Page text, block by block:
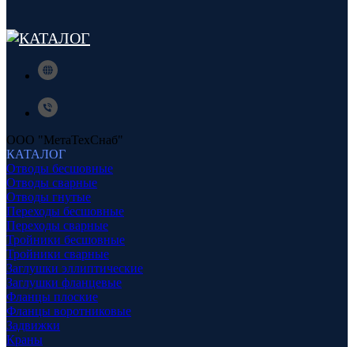
ООО "МетаТехСнаб"
КАТАЛОГ
Отводы бесшовные
Отводы сварные
Отводы гнутые
Переходы бесшовные
Переходы сварные
Тройники бесшовные
Тройники сварные
Заглушки эллиптические
Заглушки фланцевые
Фланцы плоские
Фланцы воротниковые
Задвижки
Краны